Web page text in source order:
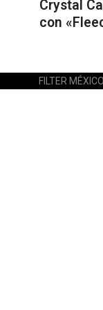
Crystal
con
FILTER